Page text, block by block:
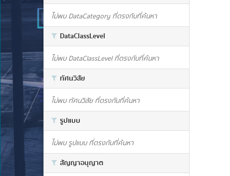
ไม่พบ DataCategory ที่ตรงกับที่ค้นหา
DataClassLevel
ไม่พบ DataClassLevel ที่ตรงกับที่ค้นหา
ทัศนวิสัย
ไม่พบ ทัศนวิสัย ที่ตรงกับที่ค้นหา
รูปแบบ
ไม่พบ รูปแบบ ที่ตรงกับที่ค้นหา
สัญญาอนุญาต